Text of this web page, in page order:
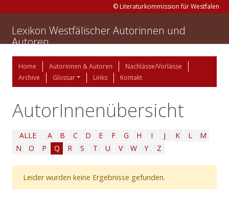
© Literaturkommission für Westfalen
Lexikon Westfälischer Autorinnen und
Autoren
Home Autorinnen & Autoren
Nachlässe/Vorlässe
Archive
Glossar Links Kontakt
AutorInnenübersicht
ALLE A B C D E F G H I J K L
M
N
O P Q R S T U V W Y Z
Leider wurden keine Ergebnisse gefunden.